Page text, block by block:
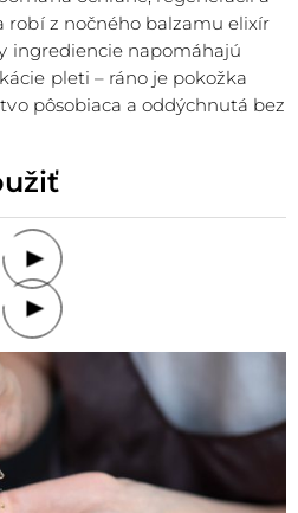
robí z nočného balzamu elixír
ingrediencie napomáhajú
pleti – ráno je pokožka
pôsobiaca a oddýchnutá bez